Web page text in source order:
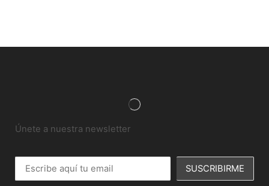
Únete a nuestra newsletter